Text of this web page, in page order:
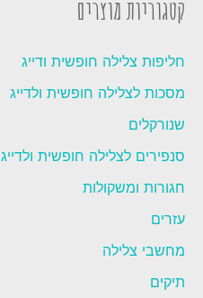
קטגוריות מוצרים
חליפות צלילה חופשית ודייג
מסכות לצלילה חופשית ולדייג
שנורקלים
סנפירים לצלילה חופשית ולדייג
חגורות ומשקולות
עזרים
מחשבי צלילה
תיקים